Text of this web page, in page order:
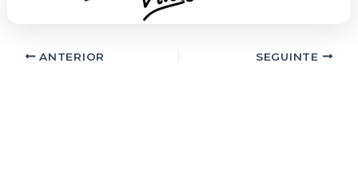
ANTERIOR SEGUINTE